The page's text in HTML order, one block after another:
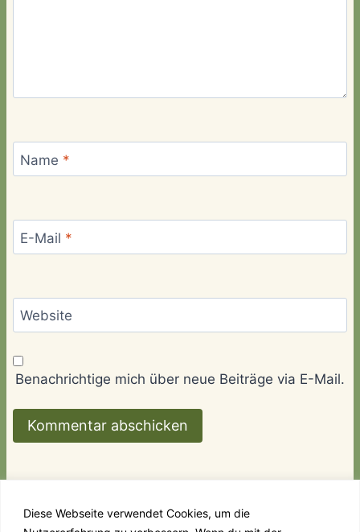
Diese Webseite verwendet Cookies, um die
Name *
E-Mail *
Website
Benachrichtige mich über neue Beiträge via E-Mail.